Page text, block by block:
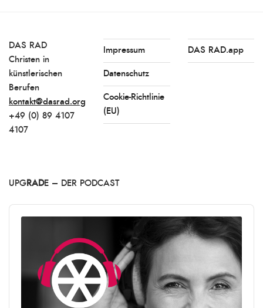
DAS RAD
Christen in
künstlerischen
Berufen
kontakt@dasrad.org
+49 (0) 89 4107
4107
Impressum
Datenschutz
Cookie-Richtlinie
(EU)
DAS RAD.app
UPG RADE – DER PODCAST
Audio
Player